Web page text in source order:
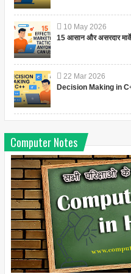
10 May 2026
15 आसान और असरदार
22 Mar 2026
Decision Making in
Computer Notes